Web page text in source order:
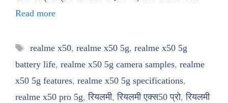
Read more
Tags
realme x50, realme x50 5g, realme x50 5g
battery life, realme x50 5g camera samples, realme
x50 5g features, realme x50 5g specifications,
realme x50 pro 5g,रियलमी,रियलमी एक्स50 प्रो,रियलमी